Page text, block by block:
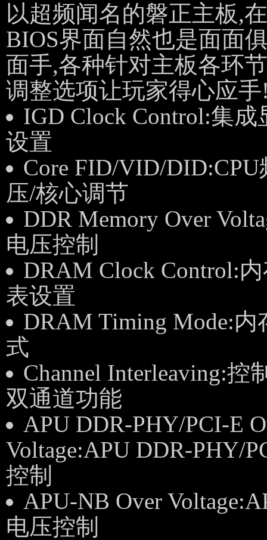
以超频闻名的磐正主板,
BIOS界面自然也是面面
面手,各种针对主板各环
调整选项让玩家得心应
IGD Clock Control:集成
设置
Core FID/VID/
压/核心调节
DDR Memory Over
电压控制
DRAM Clock Control:
表设置
DRAM Timing Mode:内
式
Channel Interleaving:控
双通道功能
APU DDR-PHY/PCI-E
Voltage:APU DDR-PHY/
控制
APU-NB Over
电压控制